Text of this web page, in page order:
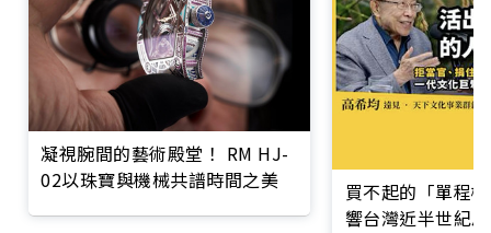
凝視腕間的藝術殿堂！ RM HJ-
02以珠寶與機械共譜時間之美
買不起的「單程
響台灣近半世紀